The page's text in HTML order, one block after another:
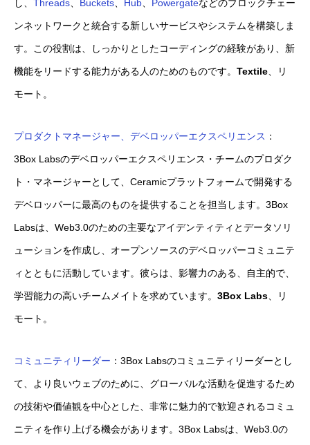
し、 Threads Buckets Hub Powergateなどのブロックチェー
ンネットワークと統合する新しいサービスやシステムを構築しま
す。この役割は、しっかりとしたコーディングの経験があり、新
機能をリードする能力がある人のためのものです。 Textile 、リ
モート。
プロダクトマネージャー、デベロッパーエクスペリエンス ：
3Box Labsのデベロッパーエクスペリエンス・チームのプロダク
ト・マネージャーとして、Ceramicプラットフォームで開発する
デベロッパーに最高のものを提供することを担当します。3Box
Labsは、Web3.0のための主要なアイデンティティとデータソリ
ューションを作成し、オープンソースのデベロッパーコミュニテ
ィとともに活動しています。彼らは、影響力のある、自主的で、
学習能力の高いチームメイトを求めています。 3Box Labs 、リ
モート。
コミュニティリーダー ：3Box Labsのコミュニティリーダーとし
て、より良いウェブのために、グローバルな活動を促進するため
の技術や価値観を中心とした、非常に魅力的で歓迎されるコミュ
ニティを作り上げる機会があります。3Box Labsは、Web3.0の